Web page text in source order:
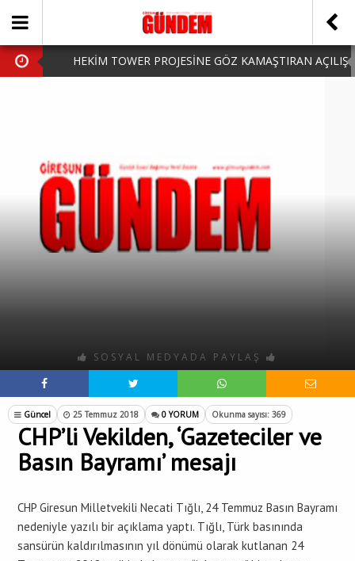
HEKİM TOWER PROJESİNE GÖZ KAMAŞTIRAN AÇILIŞ
HARUN CİCİ: VİDEOYU GÖRÜNCE GÖZLERİM DOLDU
SOSYAL MEDYADA PAYLAŞ
Güncel 25 Temmuz 2018 0 YORUM Okunma sayısı: 369
CHP’li Vekilden, ‘Gazeteciler ve
Basın Bayramı’ mesajı
CHP Giresun Milletvekili Necati Tığlı, 24 Temmuz Basın Bayramı
nedeniyle yazılı bir açıklama yaptı. Tığlı, Türk basınında
sansürün kaldırılmasının yıl dönümü olarak kutlanan 24